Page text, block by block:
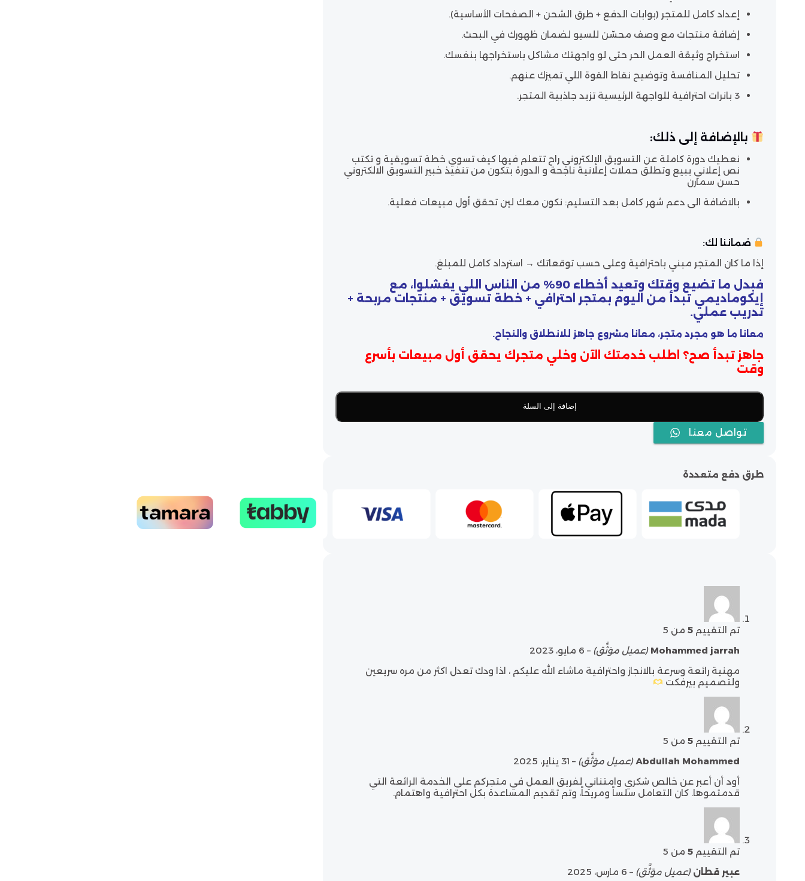
إعداد كامل للمتجر (بوابات الدفع + طرق الشحن + الصفحات الأساسية).
إضافة منتجات مع وصف محسّن للسيو لضمان ظهورك في البحث.
استخراج وثيقة العمل الحر حتى لو واجهتك مشاكل باستخراجها بنفسك.
تحليل المنافسة وتوضيح نقاط القوة اللي تميزك عنهم.
3 بانرات احترافية للواجهة الرئيسية
تزيد جاذبية المتجر.
بالإضافة إلى ذلك:
نعطيك دورة كاملة عن التسويق الإلكتروني راح تتعلم فيها كيف تسوي خطة تسويقية و تكتب
نص إعلاني يبيع وتطلق حملات إعلانية ناجحة و الدورة بتكون من تنفيذ خبير التسويق الالكتروني
حسن سمارن
بالاضافة الى دعم شهر كامل بعد التسليم: نكون معك لين تحقق أول مبيعات فعلية.
ضماننا لك:
إذا ما كان المتجر مبني باحترافية وعلى حسب توقعاتك → استرداد كامل للمبلغ.
فبدل ما تضيع وقتك وتعيد أخطاء 90% من الناس اللي يفشلوا، مع
إيكوماديمي تبدأ من اليوم بمتجر احترافي + خطة تسويق + منتجات مربحة +
تدريب عملي.
معانا ما هو مجرد متجر، معانا مشروع جاهز للانطلاق والنجاح.
جاهز تبدأ صح؟ اطلب خدمتك الآن وخلي متجرك يحقق أول مبيعات بأسرع
وقت
إضافة إلى السلة
تواصل معنا
طرق دفع متعددة
تم التقييم 5من 5
Mohammed jarrah (عميل موَثَّق) – 6 مايو، 2023
مهنية رائعة وسرعة بالانجاز واحترافية ماشاء الله عليكم ، اذا ودك تعدل اكثر من مره سريعين
ولتصميم بيرفكت
تم التقييم 5من 5
Abdullah Mohammed (عميل موَثَّق) – 31 يناير، 2025
أود أن أعبر عن خالص شكري وامتناني لفريق العمل في متجركم على الخدمة الرائعة التي
قدمتموها. كان التعامل سلساً ومريحاً، وتم تقديم المساعدة بكل احترافية واهتمام.
تم التقييم 5من 5
عبير قطان(عميل موَثَّق) – 6 مارس، 2025